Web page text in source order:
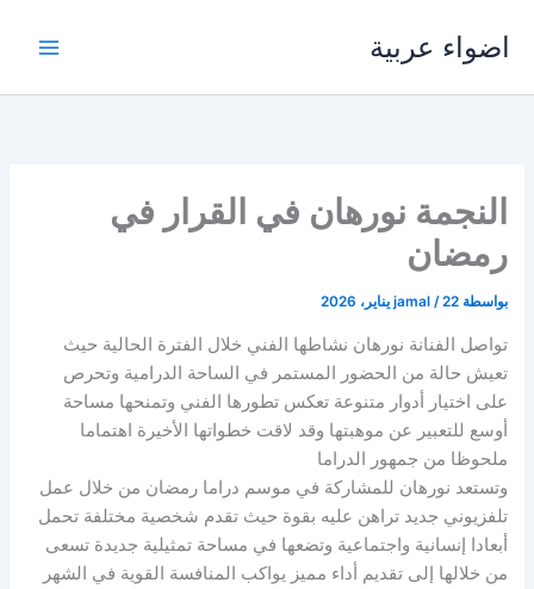
اضواء عربية
النجمة نورهان في القرار في
رمضان
بواسطة jamal /22 يناير، 2026
تواصل الفنانة نورهان نشاطها الفني خلال الفترة الحالية حيث
تعيش حالة من الحضور المستمر في الساحة الدرامية وتحرص
على اختيار أدوار متنوعة تعكس تطورها الفني وتمنحها مساحة
أوسع للتعبير عن موهبتها وقد لاقت خطواتها الأخيرة اهتماما
ملحوظا من جمهور الدراما
وتستعد نورهان للمشاركة في موسم دراما رمضان من خلال عمل
تلفزيوني جديد تراهن عليه بقوة حيث تقدم شخصية مختلفة تحمل
أبعادا إنسانية واجتماعية وتضعها في مساحة تمثيلية جديدة تسعى
من خلالها إلى تقديم أداء مميز يواكب المنافسة القوية في الشهر